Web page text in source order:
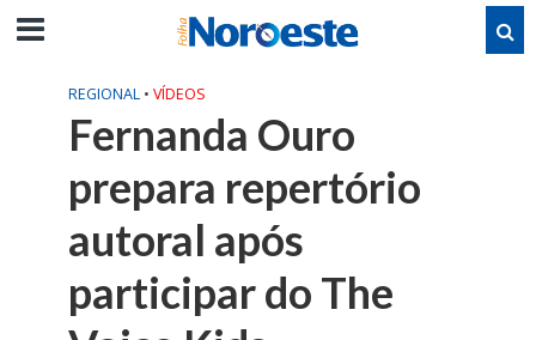
REGIONAL • VÍDEOS
Fernanda Ouro
prepara repertório
autoral após
participar do The